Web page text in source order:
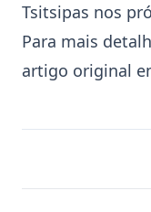
Tsitsipas nos
Para mais
artigo original